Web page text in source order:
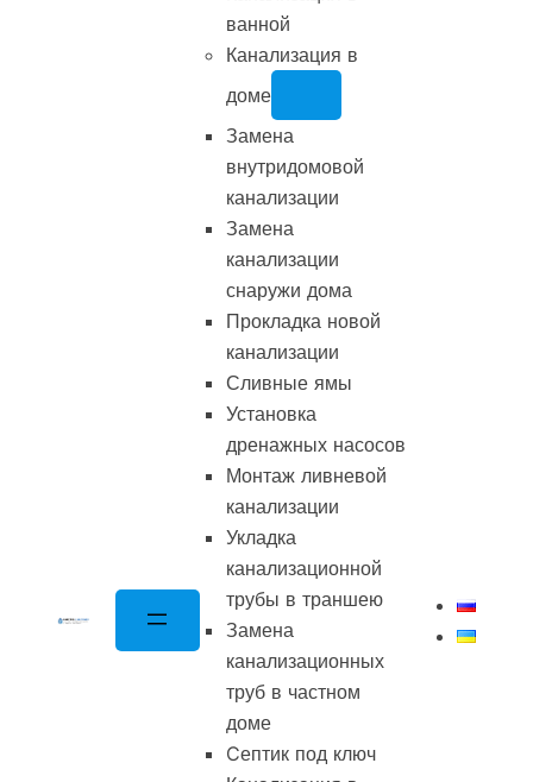
ванной
Канализация в
доме
Замена
внутридомовой
канализации
Замена
канализации
снаружи дома
Прокладка новой
канализации
Сливные ямы
Установка
дренажных насосов
Монтаж ливневой
канализации
Укладка
канализационной
трубы в траншею
Замена
канализационных
труб в частном
доме
Cептик под ключ